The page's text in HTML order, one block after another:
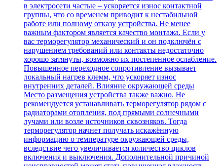
в электросети частые – ускоряется износ контактной
группы, что со временем приводит к нестабильной
работе или полному отказу устройства. Не менее
важным фактором является качество монтажа. Если у
вас терморегулятор механический и он подключён с
нарушением требований или контакты недостаточно
хорошо затянуты, возможно их постепенное ослабление.
Повышенное переходное сопротивление вызывает
локальный нагрев клемм, что ускоряет износ
внутренних деталей. Влияние окружающей среды
Место размещения устройства также важно. Не
рекомендуется устанавливать терморегулятор рядом с
радиаторами отопления, под прямыми солнечными
лучами или возле источников сквозняков. Тогда
терморегулятор начнет получать искажённую
информацию о температуре окружающей среды,
вследствие чего увеличивается количество циклов
включения и выключения. Дополнительной причиной